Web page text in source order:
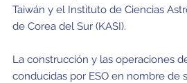
Taiwán y el Instituto de Ciencias
de Corea del Sur (KASI).
La construcción y las operaciones
conducidas por ESO en nombre de